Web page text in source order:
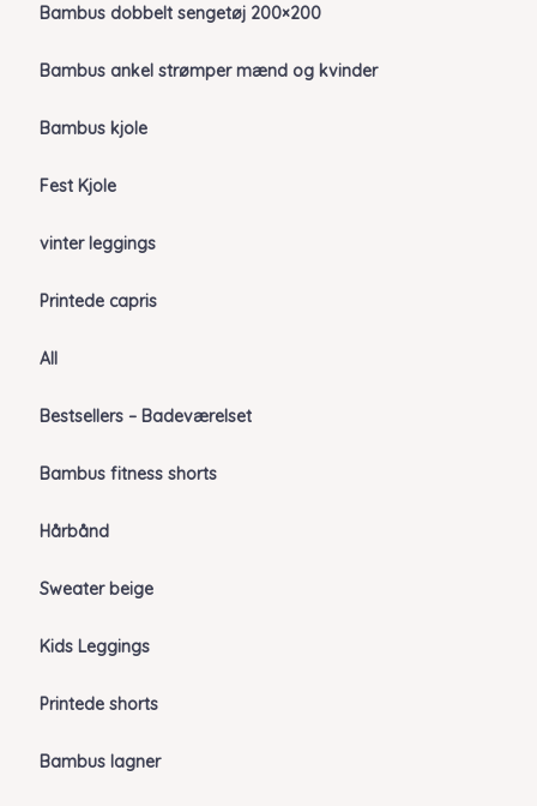
Bambus dobbelt sengetøj 200×200
Bambus ankel strømper mænd og kvinder
Bambus kjole
Fest Kjole
vinter leggings
Printede capris
All
Bestsellers – Badeværelset
Bambus fitness shorts
Hårbånd
Sweater beige
Kids Leggings
Printede shorts
Bambus lagner